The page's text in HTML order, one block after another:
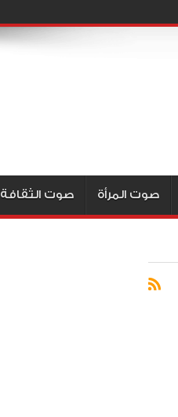
صوت المرأة صوت الثقافة